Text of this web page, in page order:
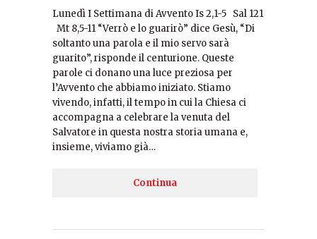
Lunedì I Settimana di Avvento Is 2,1-5 Sal 121
Mt 8,5-11 “Verrò e lo guarirò” dice Gesù, “Di
soltanto una parola e il mio servo sarà
guarito”, risponde il centurione. Queste
parole ci donano una luce preziosa per
l’Avvento che abbiamo iniziato. Stiamo
vivendo, infatti, il tempo in cui la Chiesa ci
accompagna a celebrare la venuta del
Salvatore in questa nostra storia umana e,
insieme, viviamo già…
Continua